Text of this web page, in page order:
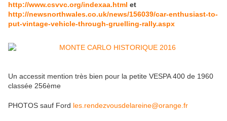
http://www.csvvc.org/indexaa.html et
http://newsnorthwales.co.uk/news/156039/car-enthusiast-to-
put-vintage-vehicle-through-gruelling-rally.aspx
Un accessit mention très bien pour la petite VESPA 400 de 1960
classée 256ème
PHOTOS sauf Ford les.rendezvousdelareine@orange.fr